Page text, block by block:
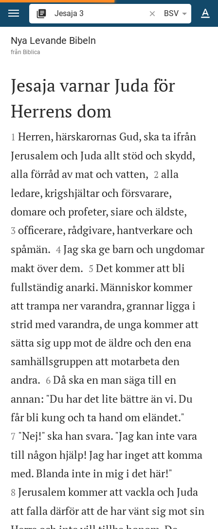
Hoppa till innehåll
Sök bibelvers eller
BSV
Jesaja 3
Nya Levande Bibeln
från Biblica

Jesaja varnar Juda för
Herrens dom

1 Herren, härskarornas Gud, ska ta ifrån
Jerusalem och Juda allt stöd och skydd,
alla förråd av mat och vatten, 

2 alla
ledare, krigshjältar och försvarare,
domare och profeter, siare och äldste,
3 officerare, rådgivare, hantverkare och
spåmän. 

4 Jag ska ge barn och ungdomar
makt över dem. 

5 Det kommer att bli
fullständig anarki. Människor kommer
att trampa ner varandra, grannar ligga i
strid med varandra, de unga kommer att
sätta sig upp mot de äldre och den ena
samhällsgruppen att motarbeta den
andra. 

6 Då ska en man säga till en
annan: "Du har det lite bättre än vi. Du
får bli kung och ta hand om eländet."
7 "Nej!" ska han svara. "Jag kan inte vara
till någon hjälp! Jag har inget att komma
med. Blanda inte in mig i det här!"
8 Jerusalem kommer att vackla och Juda
att falla därför att de har vänt sig mot sin